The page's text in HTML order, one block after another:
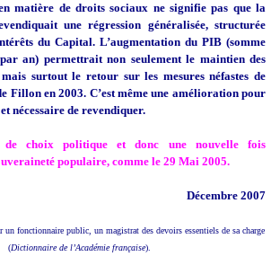
matière de droits sociaux ne signifie pas que la
une régression généralisée, structurée
du Capital. L’augmentation du PIB (somme
par an) permettrait non seulement le maintien des
surtout le retour sur les mesures néfastes de
Fillon en 2003. C’est même une amélioration pour
nécessaire de revendiquer.
de choix politique et donc une nouvelle fois
populaire, comme le 29 Mai 2005.
Décembre 2007
un fonctionnaire public, un magistrat des devoirs essentiels de sa charge
(Dictionnaire de l’Académie française).